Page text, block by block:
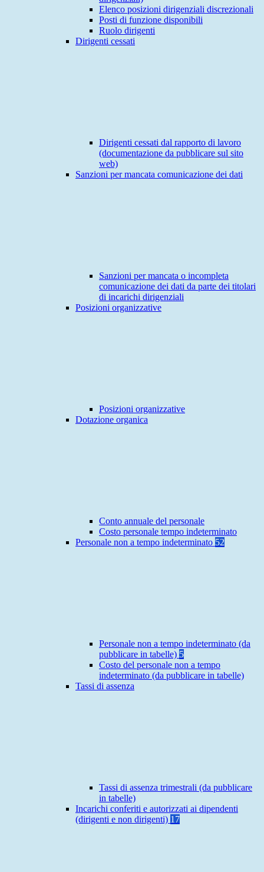
Elenco posizioni dirigenziali discrezionali
Posti di funzione disponibili
Ruolo dirigenti
Dirigenti cessati
Dirigenti cessati dal rapporto di lavoro
(documentazione da pubblicare sul sito
web)
Sanzioni per mancata comunicazione dei dati
Sanzioni per mancata o incompleta
comunicazione dei dati da parte dei titolari
di incarichi dirigenziali
Posizioni organizzative
Posizioni organizzative
Dotazione organica
Conto annuale del personale
Costo personale tempo indeterminato
Personale non a tempo indeterminato 52
Personale non a tempo indeterminato (da
pubblicare in tabelle) 5
Costo del personale non a tempo
indeterminato (da pubblicare in tabelle)
Tassi di assenza
Tassi di assenza trimestrali (da pubblicare
in tabelle)
Incarichi conferiti e autorizzati ai dipendenti
(dirigenti e non dirigenti) 17